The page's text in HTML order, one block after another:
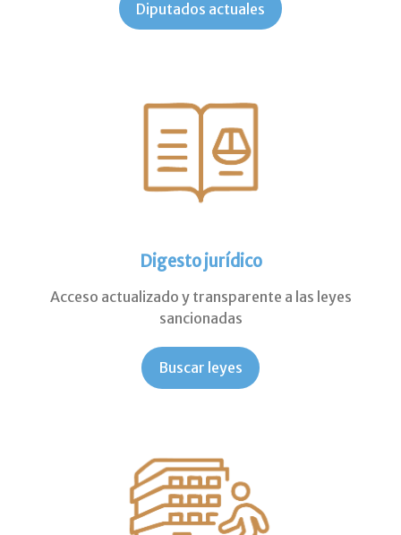
Diputados actuales
Digesto jurídico
Acceso actualizado y transparente a las leyes
sancionadas
Buscar leyes